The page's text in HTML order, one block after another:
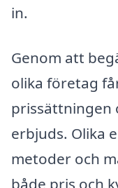
in.
Genom att
olika företag
prissättningen
erbjuds. Olika
metoder och
både pris och